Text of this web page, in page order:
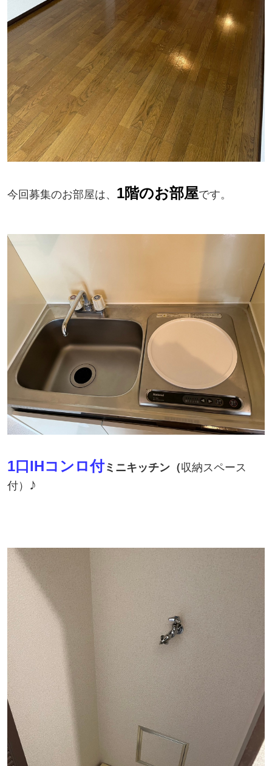
今回募集のお部屋は、 1階のお部屋です。
1口IHコンロ付ミニキッチン（収納スペース
付）
♪